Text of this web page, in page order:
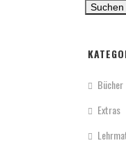
Suchen
Bücher
Extras